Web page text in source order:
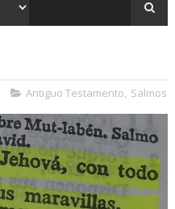
Antiguo Testamento, Salmos